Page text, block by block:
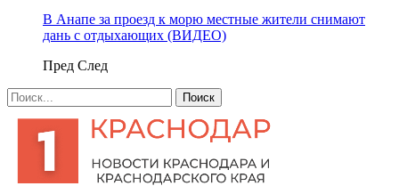
В Анапе за проезд к морю местные жители снимают
дань с отдыхающих (ВИДЕО)
Пред След